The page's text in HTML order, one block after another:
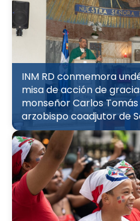
INM RD conmemora
misa de acción de
monseñor Carlos
arzobispo coadjutor de